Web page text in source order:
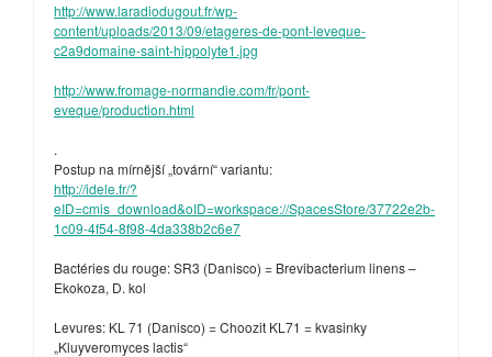
http://www.laradiodugout.fr/wp-
content/uploads/2013/09/etageres-de-pont-leveque-
c2a9domaine-saint-hippolyte1.jpg
http://www.fromage-normandie.com/fr/pont-
eveque/production.html
.
Postup na mírnější „tovární“ variantu:
http://idele.fr/?
eID=cmis_download&oID=workspace://SpacesStore/37722e2b-
1c09-4f54-8f98-4da338b2c6e7
Bactéries du rouge: SR3 (Danisco) = Brevibacterium linens –
Ekokoza, D. kol
Levures: KL 71 (Danisco) = Choozit KL71 = kvasinky
„Kluyveromyces lactis“